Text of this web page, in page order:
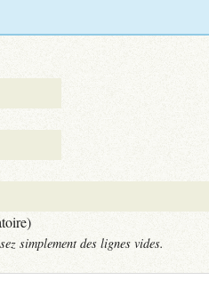
simplement des lignes vides.